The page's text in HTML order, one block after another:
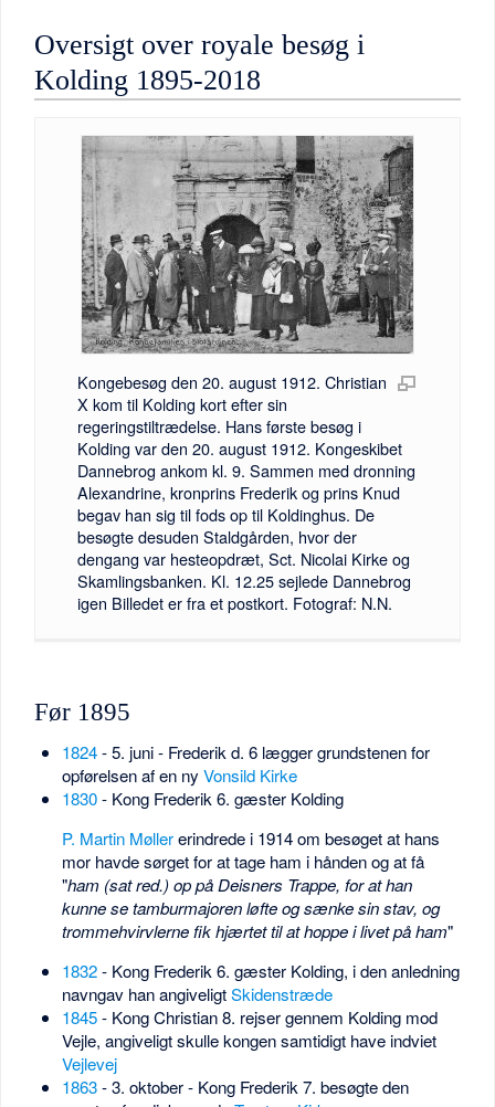
Oversigt over royale besøg i
Kolding 1895-2018
Kongebesøg den 20. august 1912. Christian
X kom til Kolding kort efter sin
regeringstiltrædelse. Hans første besøg i
Kolding var den 20. august 1912. Kongeskibet
Dannebrog ankom kl. 9. Sammen med dronning
Alexandrine, kronprins Frederik og prins Knud
begav han sig til fods op til Koldinghus. De
besøgte desuden Staldgården, hvor der
dengang var hesteopdræt, Sct. Nicolai Kirke og
Skamlingsbanken. Kl. 12.25 sejlede Dannebrog
igen Billedet er fra et postkort. Fotograf: N.N.
Før 1895
1824- 5. juni - Frederik d. 6 lægger grundstenen for
opførelsen af en ny Vonsild Kirke
1830- Kong Frederik 6. gæster Kolding
P. Martin Møllererindrede i 1914 om besøget at hans
mor havde sørget for at tage ham i hånden og at få
"ham (sat red.) op på Deisners Trappe, for at han
kunne se tamburmajoren løfte og sænke sin stav, og
trommehvirvlerne fik hjærtet til at hoppe i livet på ham"
1832- Kong Frederik 6. gæster Kolding, i den anledning
navngav han angiveligtSkidenstræde
1845- Kong Christian 8. rejser gennem Kolding mod
Vejle, angiveligt skulle kongen samtidigt have indviet
Vejlevej
1863- 3. oktober - Kong Frederik 7. besøgte den